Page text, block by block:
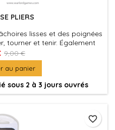
PLIERS
lisses et des poignées
tourner et tenir. Également
convenant à la plupart
et de loisir.
9,00 €
au panier
sous 2 à 3 jours ouvrés
favorite_border